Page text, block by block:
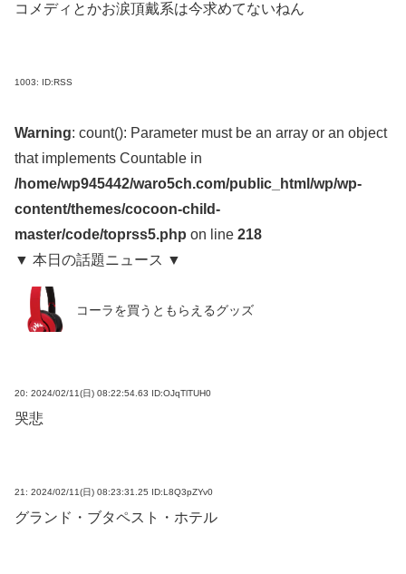
コメディとかお涙頂戴系は今求めてないねん
1003: ID:RSS
Warning: count(): Parameter must be an array or an object
that implements Countable in
/home/wp945442/waro5ch.com/public_html/wp/wp-
content/themes/cocoon-child-
master/code/toprss5.php on line 218
▼ 本日の話題ニュース ▼
コーラを買うともらえるグッズ
20: 2024/02/11(日) 08:22:54.63 ID:OJqTlTUH0
哭悲
21: 2024/02/11(日) 08:23:31.25 ID:L8Q3pZYv0
グランド・ブタペスト・ホテル